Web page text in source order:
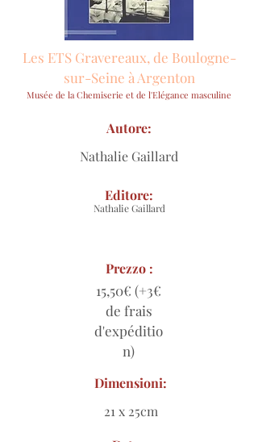
Les ETS Gravereaux, de Boulogne-
sur-Seine à Argenton
Musée de la Chemiserie et de l'Elégance masculine
Nathalie Gaillard
Autore:
Nathalie Gaillard
Editore:
Prezzo :
15,50€ (+3€
de frais
d'expéditio
n)
Dimensioni:
21 x 25cm